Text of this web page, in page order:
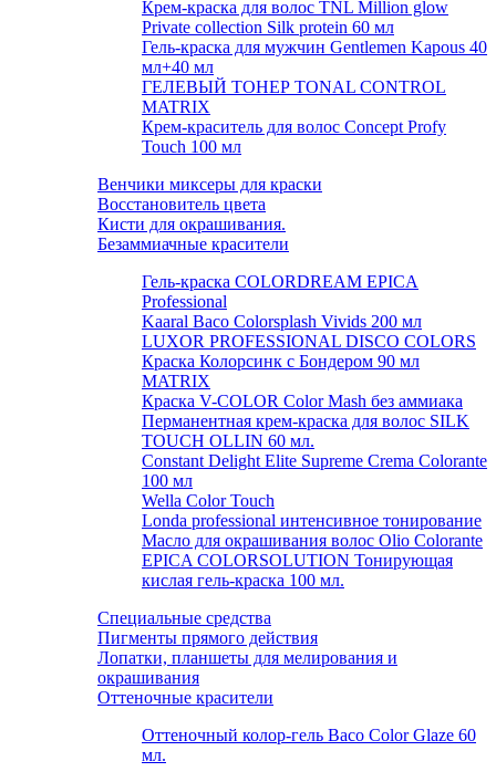
Крем-краска для волос TNL Million glow
Private collection Silk protein 60 мл
Гель-краска для мужчин Gentlemen Kapous 40
мл+40 мл
ГЕЛЕВЫЙ ТОНЕР TONAL CONTROL
MATRIX
Крем-краситель для волос Concept Profy
Touch 100 мл
Венчики миксеры для краски
Восстановитель цвета
Кисти для окрашивания.
Безаммиачные красители
Гель-краска COLORDREAM EPICA
Professional
Kaaral Baco Colorsplash Vivids 200 мл
LUXOR PROFESSIONAL DISCO COLORS
Краска Колорсинк с Бондером 90 мл
MATRIX
Краска V-COLOR Color Mash без аммиака
Перманентная крем-краска для волос SILK
TOUCH OLLIN 60 мл.
Constant Delight Elite Supreme Crema Colorante
100 мл
Wella Color Touch
Londa professional интенсивное тонирование
Масло для окрашивания волос Olio Colorante
EPICA COLORSOLUTION Тонирующая
кислая гель-краска 100 мл.
Специальные средства
Пигменты прямого действия
Лопатки, планшеты для мелирования и
окрашивания
Оттеночные красители
Оттеночный колор-гель Baco Color Glaze 60
мл.